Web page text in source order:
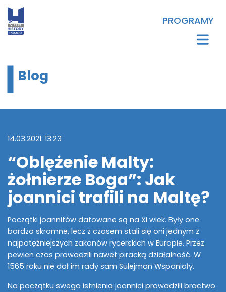
PROGRAMY
Blog
14.03.2021. 13:23
“Oblężenie Malty:
żołnierze Boga”: Jak
joannici trafili na Maltę?
Początki joannitów datowane są na XI wiek. Były one
bardzo skromne, lecz z czasem stali się oni jednym z
najpotężniejszych zakonów rycerskich w Europie. Przez
pewien czas prowadzili nawet piracką działalność. W
1565 roku nie dał im rady sam Sulejman Wspaniały.
Na początku swego istnienia joannici prowadzili bractwo